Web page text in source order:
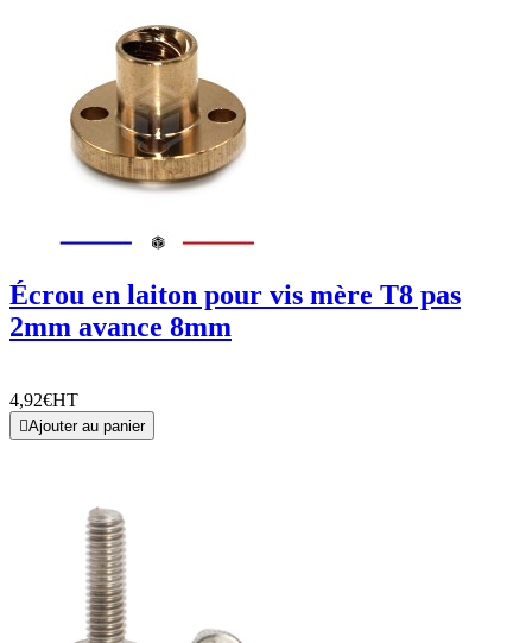
Écrou en laiton pour vis mère T8 pas
2mm avance 8mm
4,92€HT
Ajouter au panier